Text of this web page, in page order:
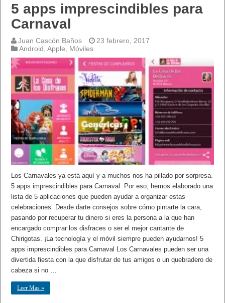
5 apps imprescindibles para
Carnaval
Juan Cascón Baños
23 febrero, 2017
Android ,Apple Móviles
Los Carnavales ya está aquí y a muchos nos ha pillado por sorpresa.
5 apps imprescindibles para Carnaval. Por eso, hemos elaborado una
lista de 5 aplicaciones que pueden ayudar a organizar estas
celebraciones. Desde darte consejos sobre cómo pintarte la cara,
pasando por recuperar tu dinero si eres la persona a la que han
encargado comprar los disfraces o ser el mejor cantante de
Chirigotas. ¡La tecnología y el móvil siempre pueden ayudarnos! 5
apps imprescindibles para Carnaval Los Carnavales pueden ser una
divertida fiesta con la que disfrutar de tus amigos o un quebradero de
cabeza si no …
Leer Mas »